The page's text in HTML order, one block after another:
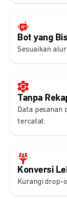
Bot yang
Sesuaikan
Tanpa
Data pesanan
tercatat.
Konversi
Kurangi drop-